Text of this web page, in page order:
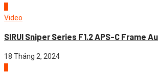
Video
SIRUI Sniper Series F1.2 APS-C Frame
18 Tháng 2, 2024